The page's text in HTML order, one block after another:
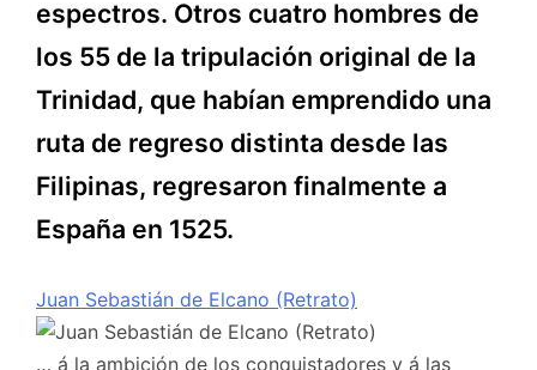
espectros. Otros cuatro hombres de
los 55 de la tripulación original de la
Trinidad, que habían emprendido una
ruta de regreso distinta desde las
Filipinas, regresaron finalmente a
España en 1525.
Juan Sebastián de Elcano (Retrato)
… á la ambición de los conquistadores y á las